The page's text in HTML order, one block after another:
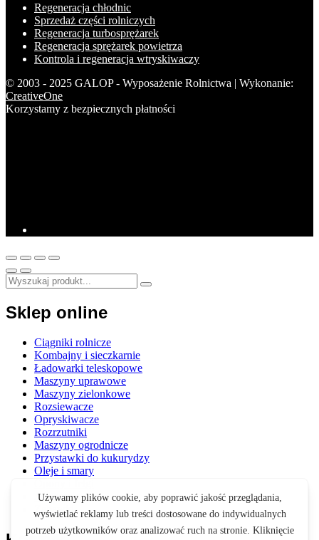
Regeneracja chłodnic
Sprzedaż części rolniczych
Regeneracja turbosprężarek
Regeneracja sprężarek powietrza
Kontrola i regeneracja wtryskiwaczy
© 2003 - 2025 GALOP - Wyposażenie Rolnictwa | Wykonanie:
CreativeOne
Korzystamy z bezpiecznych płatności
Sklep online
Ciągniki rolnicze
Kombajny i sieczkarnie
Ładowarki teleskopowe
Maszyny uprawowe
Maszyny zielonkowe
Rozsiewacze
Opryskiwacze
Rozrzutniki
Maszyny ogrodnicze
Przystawki do kukurydzy
Oleje i smary
Akcesoria
Zabawki